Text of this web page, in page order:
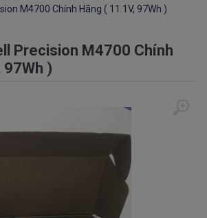
M4700 Chính Hãng ( 11.1V, 97Wh )
Precision M4700 Chính
97Wh )